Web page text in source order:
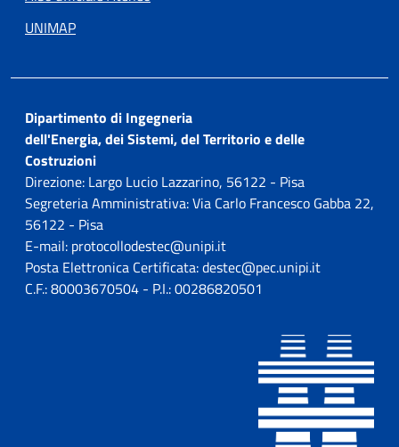
UNIMAP
Dipartimento di Ingegneria
dell'Energia, dei Sistemi, del Territorio e delle
Costruzioni
Direzione: Largo Lucio Lazzarino, 56122 - Pisa
Segreteria Amministrativa: Via Carlo Francesco Gabba 22,
56122 - Pisa
E-mail: protocollodestec@unipi.it
Posta Elettronica Certificata: destec@pec.unipi.it
C.F.: 80003670504 - P.I.: 00286820501